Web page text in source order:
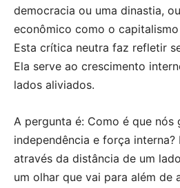
democracia ou uma dinastia,
econômico como o
Esta crítica neutra faz refletir
Ela serve ao crescimento
lados aliviados.
A pergunta é: Como é que nós
independência e força interna?
através da distância de um
um olhar que vai para além de